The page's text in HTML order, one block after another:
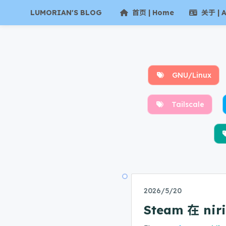
LUMORIAN'S BLOG 首页 | Home 关于 |
GNU/Linux
Tailscale
2026/5/20
Steam 在